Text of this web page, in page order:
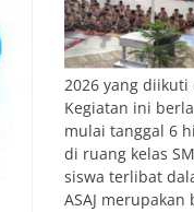
2026 yang diikuti
Kegiatan ini
mulai tanggal 6
di ruang kelas
siswa terlibat
ASAJ merupakan